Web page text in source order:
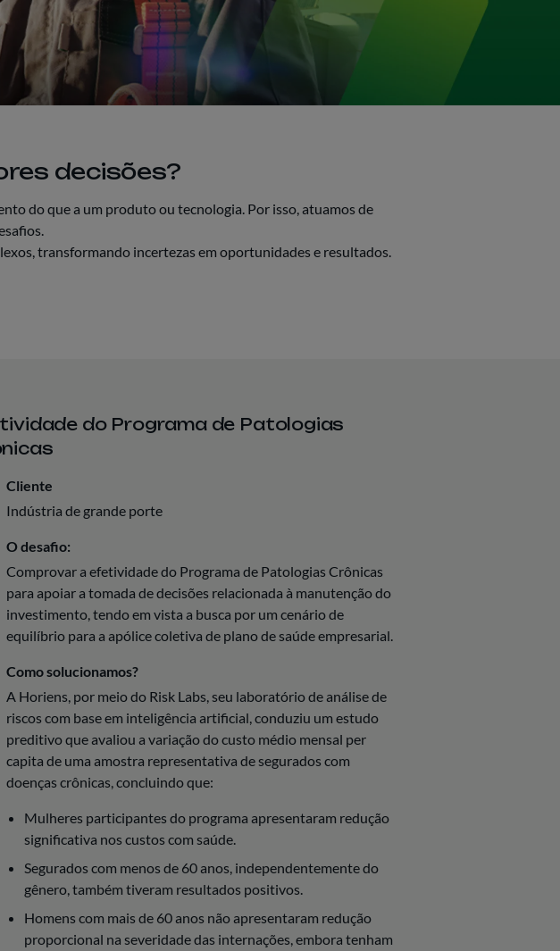
next section
decisões?
do que a um produto ou tecnologia. Por isso, atuamos de
transformando incertezas em oportunidades e resultados.
do Programa de Patologias
Cliente
Indústria de grande porte
O desafio:
Comprovar a efetividade do Programa de Patologias Crônicas
para apoiar a tomada de decisões relacionada à manutenção do
investimento, tendo em vista a busca por um cenário de
equilíbrio para a apólice coletiva de plano de saúde empresarial.
Como solucionamos?
A Horiens, por meio do Risk Labs, seu laboratório de análise de
riscos com base em inteligência artificial, conduziu um estudo
preditivo que avaliou a variação do custo médio mensal per
capita de uma amostra representativa de segurados com
doenças crônicas, concluindo que:
Mulheres participantes do programa apresentaram redução
significativa nos custos com saúde.
Segurados com menos de 60 anos, independentemente do
gênero, também tiveram resultados positivos.
Homens com mais de 60 anos não apresentaram redução
proporcional na severidade das internações, embora tenham